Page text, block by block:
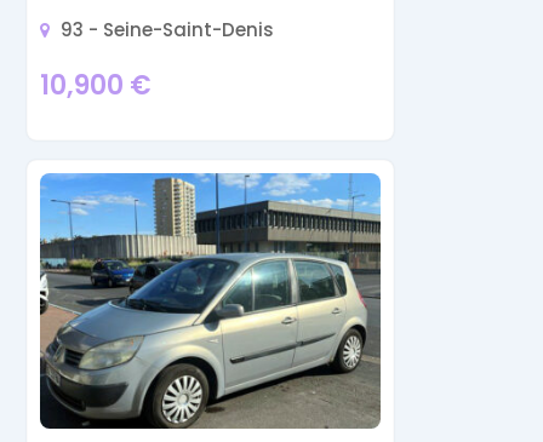
93 - Seine-Saint-Denis
10,900 €